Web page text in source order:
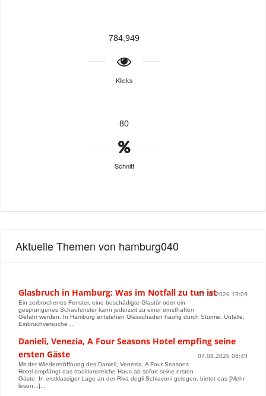
784,949
Klicks
80
Schnitt
Aktuelle Themen von hamburg040
Glasbruch in Hamburg: Was im Notfall zu tun ist07.08.2026 13:09
Ein zerbrochenes Fenster, eine beschädigte Glastür oder ein
gesprungenes Schaufenster kann jederzeit zu einer ernsthaften
Gefahr werden. In Hamburg entstehen Glasschäden häufig durch Stürme, Unfälle,
Einbruchversuche ...
Danieli, Venezia, A Four Seasons Hotel empfing seine
ersten Gäste
07.08.2026 08:49
Mit der Wiedereröffnung des Danieli, Venezia, A Four Seasons
Hotel empfängt das traditionsreiche Haus ab sofort seine ersten
Gäste. In erstklassiger Lage an der Riva degli Schiavoni gelegen, bietet das [Mehr
lesen...]...